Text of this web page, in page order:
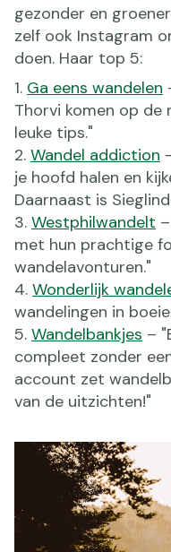
gezonder en
zelf ook Instagram
doen. Haar top 5:
Ga eens wandelen
Thorvi komen op de
leuke tips."
Wandel addiction
je hoofd halen en
Daarnaast is
Westphilwandelt
met hun prachtige
wandelavonturen."
Wonderlijk
wandelingen in
Wandelbankjes –
compleet zonder
account zet
van de uitzichten!"